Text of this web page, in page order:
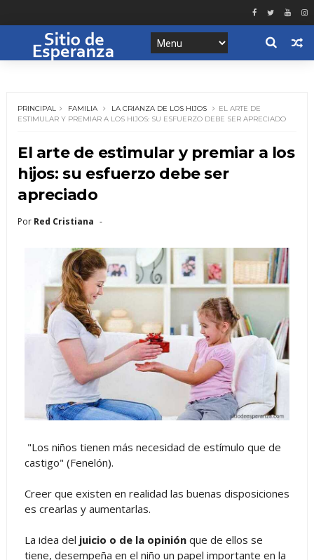
PRINCIPAL FAMILIA LA CRIANZA DE LOS HIJOS
EL ARTE DE
ESTIMULAR Y PREMIAR A LOS HIJOS: SU ESFUERZO DEBE SER APRECIADO
El arte de estimular y premiar a los
hijos: su esfuerzo debe ser
apreciado
Por Red Cristiana
"Los niños tienen más necesidad de estímulo que de
castigo" (Fenelón).
Creer que existen en realidad las buenas disposiciones
es crearlas y aumentarlas.
La idea del juicio o de la opinión que de ellos se
tiene, desempeña en el niño un papel importante en la